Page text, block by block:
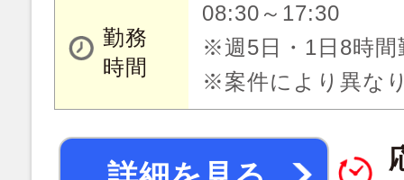
勤務
時間
08:30～17:30
※週5日・1日8時間
※案件により異な